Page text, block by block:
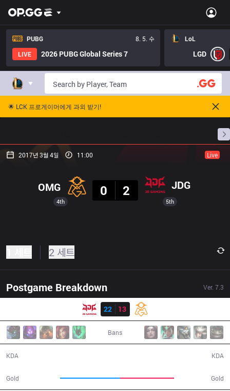
PUBG
8. 5. 수
LIVE
2026 PUBG Global Series 7
LoL
LGD
🌟 LCK 프로게이머에게 과외 받기!
프로빌
2017년 3월 4일 11:00 Live
4th
OMG
0
2 JDG
5th
2 세트
Postgame Breakdown Ver. 7.3
22
13
Bans
KDA
Gold Gold
KDA